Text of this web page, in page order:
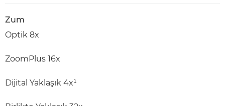
Zum
Optik 8x
ZoomPlus 16x
Dijital Yaklaşık 4x¹